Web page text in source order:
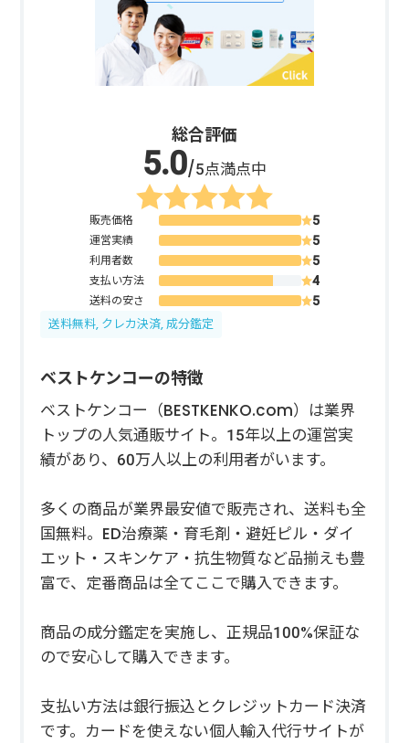
総合評価
/5点満点中
販売価格
運営実績
利用者数
支払い方法
送料の安さ
送料無料, クレカ決済, 成分鑑定
ベストケンコーの特徴
ベストケンコー（BESTKENKO.com）は業界
トップの人気通販サイト。15年以上の運営実
績があり、60万人以上の利用者がいます。
多くの商品が業界最安値で販売され、送料も全
国無料。ED治療薬・育毛剤・避妊ピル・ダイ
エット・スキンケア・抗生物質など品揃えも豊
富で、定番商品は全てここで購入できます。
商品の成分鑑定を実施し、正規品100%保証な
ので安心して購入できます。
支払い方法は銀行振込とクレジットカード決済
です。カードを使えない個人輸入代行サイトが